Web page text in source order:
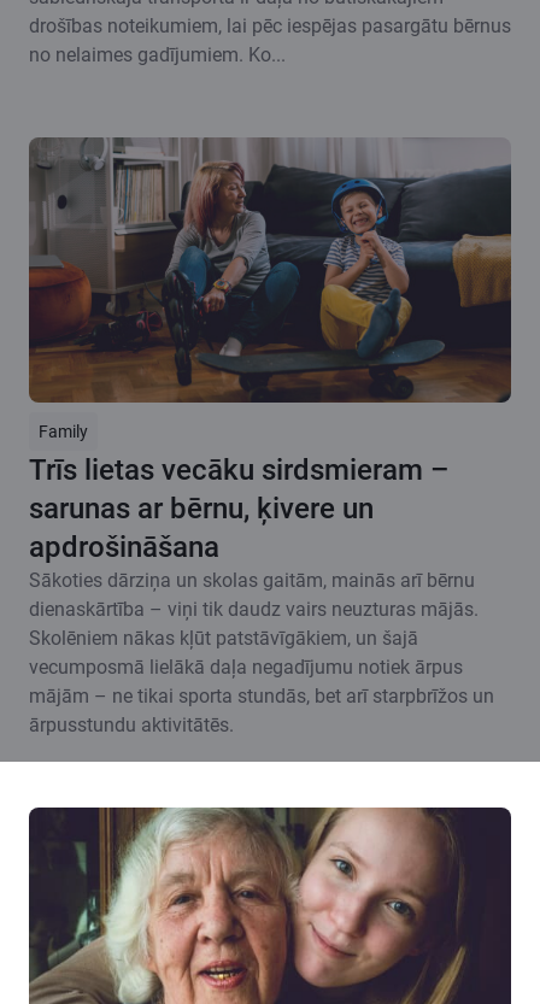
drošības noteikumiem, lai pēc iespējas pasargātu bērnus
no nelaimes gadījumiem. Ko...
Family
Trīs lietas vecāku sirdsmieram –
sarunas ar bērnu, ķivere un
apdrošināšana
Sākoties dārziņa un skolas gaitām, mainās arī bērnu
dienaskārtība – viņi tik daudz vairs neuzturas mājās.
Skolēniem nākas kļūt patstāvīgākiem, un šajā
vecumposmā lielākā daļa negadījumu notiek ārpus
mājām – ne tikai sporta stundās, bet arī starpbrīžos un
ārpusstundu aktivitātēs.